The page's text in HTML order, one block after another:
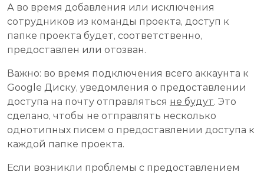
А во время добавления или исключения
сотрудников из команды проекта, доступ к
папке проекта будет, соответственно,
предоставлен или отозван.
Важно: во время подключения всего аккаунта к
Google Диску, уведомления о предоставлении
доступа на почту отправляться не будут. Это
сделано, чтобы не отправлять несколько
однотипных писем о предоставлении доступа к
каждой папке проекта.
Если возникли проблемы с предоставлением